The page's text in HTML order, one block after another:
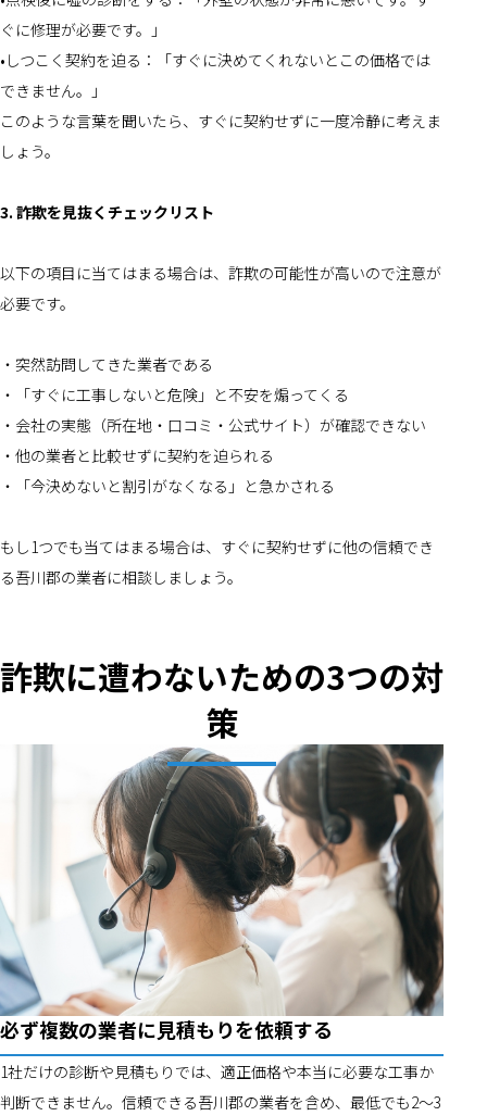
ぐに修理が必要です。」
•しつこく契約を迫る：「すぐに決めてくれないとこの価格では
できません。」
このような言葉を聞いたら、すぐに契約せずに一度冷静に考えま
しょう。
3. 詐欺を見抜くチェックリスト
以下の項目に当てはまる場合は、詐欺の可能性が高いので注意が
必要です。
・突然訪問してきた業者である
・「すぐに工事しないと危険」と不安を煽ってくる
・会社の実態（所在地・口コミ・公式サイト）が確認できない
・他の業者と比較せずに契約を迫られる
・「今決めないと割引がなくなる」と急かされる
もし1つでも当てはまる場合は、すぐに契約せずに他の信頼でき
る吾川郡の業者に相談しましょう。
詐欺に遭わないための3つの対
策
必ず複数の業者に見積もりを依頼する
1社だけの診断や見積もりでは、適正価格や本当に必要な工事か
判断できません。信頼できる吾川郡の業者を含め、最低でも2～3